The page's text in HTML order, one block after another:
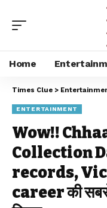
Home
Times Clue >
ENTERTAINMENT
Wow!!
Collection
records,
career की